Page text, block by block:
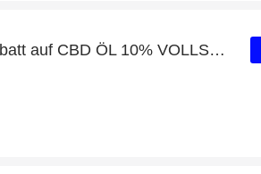
Erhalten Sie 18% Rabatt auf CBD ÖL 10% VOLLSPEKTRUM – FRECHE ZITRONE und mehr